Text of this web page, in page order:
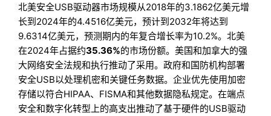
北美安全USB驱动器市场规模从2018年的3.1862亿美元增
长到2024年的4.4516亿美元，预计到2032年将达到
9.6314亿美元，预测期内的年复合增长率为10.2%。北美
在2024年占据约35.36%的市场份额。美国和加拿大的强
大网络安全法规和执行推动了采用。政府和国防机构部署
安全USB以处理机密和关键任务数据。企业优先使用加密
存储以符合HIPAA、FISMA和其他数据隐私规定。在端点
安全和数字化转型上的高支出推动了基于硬件的USB驱动